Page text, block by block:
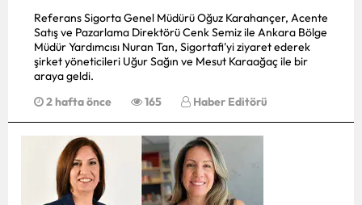
Giresun
Gümüşhane
Referans Sigorta Genel Müdürü Oğuz Karahançer, Acente
Satış ve Pazarlama Direktörü Cenk Semiz ile Ankara Bölge
Müdür Yardımcısı Nuran Tan, Sigortafi'yi ziyaret ederek
şirket yöneticileri Uğur Sağın ve Mesut Karaağaç ile bir
araya geldi.
2 hafta önce
165 Haber Editörü